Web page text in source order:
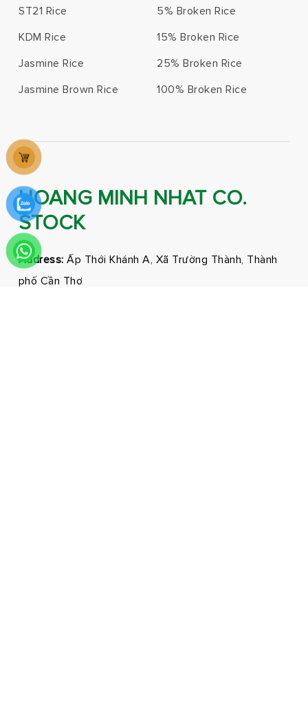
ST21 Rice
KDM Rice
Jasmine Rice
Jasmine Brown Rice
5% Broken Rice
15% Broken Rice
25% Broken Rice
100% Broken Rice
HOANG MINH NHAT CO.
STOCK
Address:Ấp Thới Khánh A, Xã Trường Thành, Thành
phố Cần Thơ